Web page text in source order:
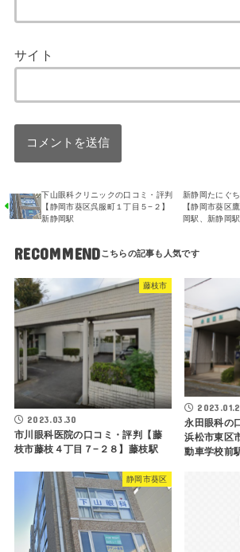
サイト
下山眼科クリニックの口コミ・評判
【静岡市葵区呉服町１丁目５−２】
新静岡駅
新静岡たにぐ
【静岡市葵区
岡駅、新静岡駅
RECOMMEND
藤枝市
2023.03.30
市川眼科医院の口コミ・評判【藤
枝市藤枝４丁目７−２８】藤枝駅
永田眼科の
浜松市東区
動車学校前
静岡市葵区